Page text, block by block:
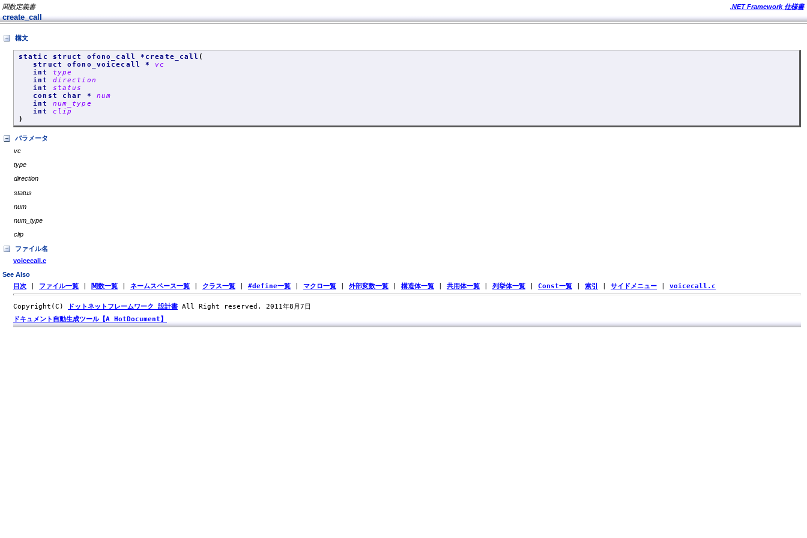
関数定義書 .NET Framework 仕様書
create_call
構文
static struct ofono_call *create_call (
struct ofono_voicecall * vc
int type
int direction
int status
const char * num
int num_type
int clip
)
パラメータ
vc
type
direction
status
num
num_type
clip
ファイル名
voicecall.c
See Also
目次 ファイル一覧 関数一覧 ネームスペース一覧 クラス一覧 #define一覧 マクロ一覧 外部変数一覧 構造体一覧 共用体一覧 列挙体一覧 Const一覧 索引 サイドメニュー voicecall.c
Copyright(C) ドットネットフレームワーク 設計書 All Right reserved. 2011年8月7日
ドキュメント自動生成ツール【A HotDocument】